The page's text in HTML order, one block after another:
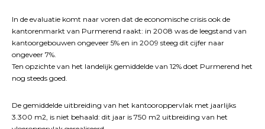
In de evaluatie komt naar voren dat de economische crisis ook de
kantorenmarkt van Purmerend raakt: in 2008 was de leegstand van
kantoorgebouwen ongeveer 5% en in 2009 steeg dit cijfer naar
ongeveer 7%.
Ten opzichte van het landelijk gemiddelde van 12% doet Purmerend het
nog steeds goed.
De gemiddelde uitbreiding van het kantooroppervlak met jaarlijks
3.300 m2, is niet behaald: dit jaar is 750 m2 uitbreiding van het